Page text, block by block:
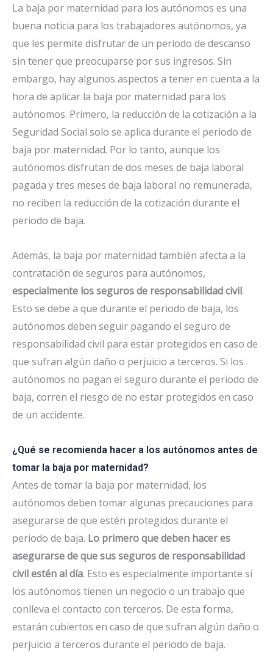
La baja por maternidad para los autónomos es una
buena noticia para los trabajadores autónomos, ya
que les permite disfrutar de un periodo de descanso
sin tener que preocuparse por sus ingresos. Sin
embargo, hay algunos aspectos a tener en cuenta a la
hora de aplicar la baja por maternidad para los
autónomos. Primero, la reducción de la cotización a la
Seguridad Social solo se aplica durante el periodo de
baja por maternidad. Por lo tanto, aunque los
autónomos disfrutan de dos meses de baja laboral
pagada y tres meses de baja laboral no remunerada,
no reciben la reducción de la cotización durante el
periodo de baja.
Además, la baja por maternidad también afecta a la
contratación de seguros para autónomos,
especialmente los seguros de responsabilidad civil.
Esto se debe a que durante el periodo de baja, los
autónomos deben seguir pagando el seguro de
responsabilidad civil para estar protegidos en caso de
que sufran algún daño o perjuicio a terceros. Si los
autónomos no pagan el seguro durante el periodo de
baja, corren el riesgo de no estar protegidos en caso
de un accidente.
¿Qué se recomienda hacer a los autónomos antes de
tomar la baja por maternidad?
Antes de tomar la baja por maternidad, los
autónomos deben tomar algunas precauciones para
asegurarse de que estén protegidos durante el
periodo de baja. Lo primero que deben hacer es
asegurarse de que sus seguros de responsabilidad
civil estén al día. Esto es especialmente importante si
los autónomos tienen un negocio o un trabajo que
conlleva el contacto con terceros. De esta forma,
estarán cubiertos en caso de que sufran algún daño o
perjuicio a terceros durante el periodo de baja.